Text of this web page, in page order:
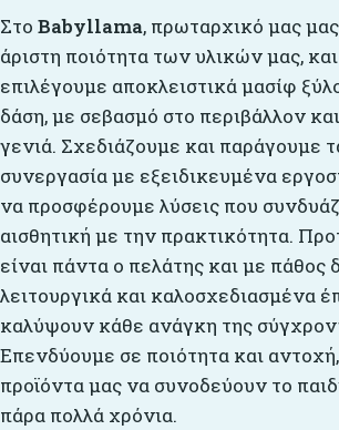
Στο Babyllama, πρωταρχικό μας
άριστη ποιότητα των υλικών μας, και
επιλέγουμε αποκλειστικά μασίφ
δάση, με σεβασμό στο περιβάλλον
γενιά. Σχεδιάζουμε και παράγουμε
συνεργασία με εξειδικευμένα
να προσφέρουμε λύσεις που
αισθητική με την πρακτικότητα.
είναι πάντα ο πελάτης και με πάθος
λειτουργικά και καλοσχεδιασμένα
καλύψουν κάθε ανάγκη της
Επενδύουμε σε ποιότητα και
προϊόντα μας να συνοδεύουν το
πάρα πολλά χρόνια.